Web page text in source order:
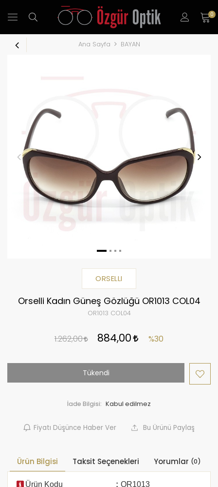
0
Ana Sayfa BAYAN
ORSELLI
Orselli Kadın Güneş Gözlüğü OR1013 COL04
OR1013 COL04
1.262,00 884,00 %30
Tükendi
İade Bilgisi:
Fiyatı Düşünce Haber Ver Bu Ürünü Paylaş
Ürün Bilgisi Taksit Seçenekleri Yorumlar (0)
Ürün Kodu : OR1013